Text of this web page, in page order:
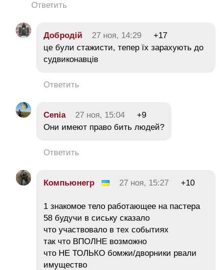
Ответить
Добродій 27 ноя, 14:29
+17
це були стажисти, тепер їх зарахують до
судвиконавців
Ответить
Cenia 27 ноя, 15:04
+9
Они имеют право бить людей?
Ответить
Компьюнегр 27 ноя, 15:27 +10
1 знакомое тело работающее на пастера
58 будучи в сиську сказало
что участвовало в тех событиях
так что ВПОЛНЕ возможно
что НЕ ТОЛЬКО бомжи/дворники рвали
имущество